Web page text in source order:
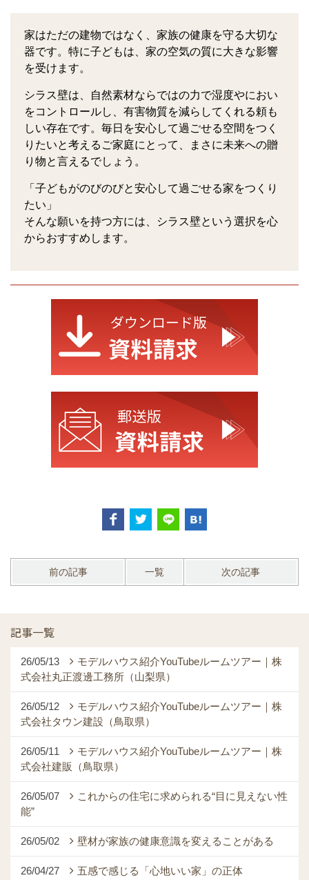
家はただの建物ではなく、家族の健康を守る大切な
器です。特に子どもは、家の空気の質に大きな影響
を受けます。
シラス壁は、自然素材ならではの力で湿度やにおい
をコントロールし、有害物質を減らしてくれる頼も
しい存在です。毎日を安心して過ごせる空間をつく
りたいと考えるご家庭にとって、まさに未来への贈
り物と言えるでしょう。
「子どもがのびのびと安心して過ごせる家をつくり
たい」
そんな願いを持つ方には、シラス壁という選択を心
からおすすめします。
前の記事 一覧 次の記事
記事一覧
26/05/13
モデルハウス紹介YouTubeルームツアー｜株
式会社丸正渡邊工務所（山梨県）
26/05/12
モデルハウス紹介YouTubeルームツアー｜株
式会社タウン建設（鳥取県）
26/05/11
モデルハウス紹介YouTubeルームツアー｜株
式会社建販（鳥取県）
26/05/07
これからの住宅に求められる“目に見えない性
能”
26/05/02 壁材が家族の健康意識を変えることがある
26/04/27 五感で感じる「心地いい家」の正体